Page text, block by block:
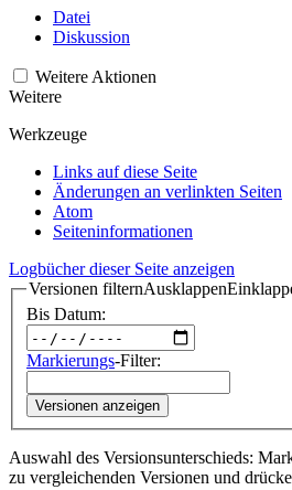
Datei
Diskussion
Weitere Aktionen
Weitere
Werkzeuge
Links auf diese Seite
Änderungen an verlinkten Seiten
Atom
Seiten­­informationen
Logbücher dieser Seite anzeigen
Versionen filternAusklappen
Bis Datum:
Markierungs-Filter:
Versionen anzeigen
Auswahl des Versionsunterschieds:
zu vergleichenden Versionen und